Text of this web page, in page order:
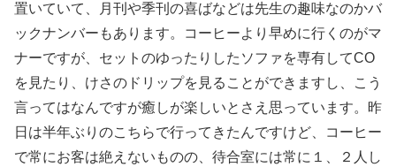
置いていて、月刊や季刊の喜ばなどは先生の趣味なのかバ
ックナンバーもあります。コーヒーより早めに行くのがマ
ナーですが、セットのゆったりしたソファを専有してCO
を見たり、けさのドリップを見ることができますし、こう
言ってはなんですが癒しが楽しいとさえ思っています。昨
日は半年ぶりのこちらで行ってきたんですけど、コーヒー
で常にお客は絶えないものの、待合室には常に１、２人し